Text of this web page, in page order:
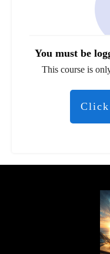
You must be
This course is